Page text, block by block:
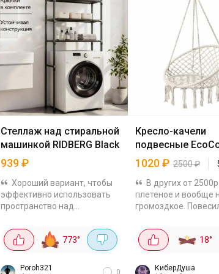
Стеллаж над стиральной
машинкой RIDBERG Black
939₽
Хороший вариант, чтобы
эффективно использовать
пространство над
вместительные полки,
каркас выполнен из
металлических труб 16 мм.
Для...
773°
Poroh321
0
Кресло-качели
подвесные
1020₽ 2500₽
В других от
плетеное и вообще
громоздкое.
мало, очень уютно
смотрится. И,
прочное! Можно и в
вынести, и...
18°
КиберДуша